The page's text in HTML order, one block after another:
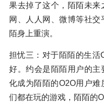
果去掉了这个，陌陌未
网、人人网、微博等社
陌身上重演。
担忧三：对于陌陌的生活
好。约会是陌陌用户的
化成为陌陌的O2O用户
们都在玩的游戏，陌陌的